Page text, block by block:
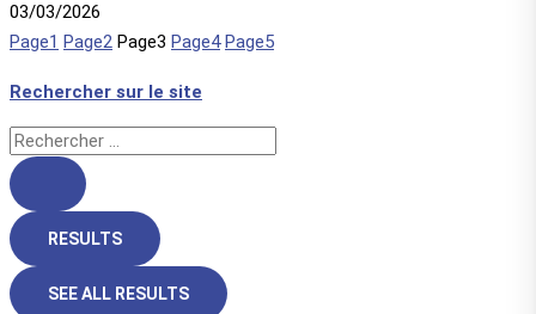
03/03/2026
Page1 Page2 Page3 Page4 Page5
Rechercher sur le site
RESULTS
SEE ALL RESULTS